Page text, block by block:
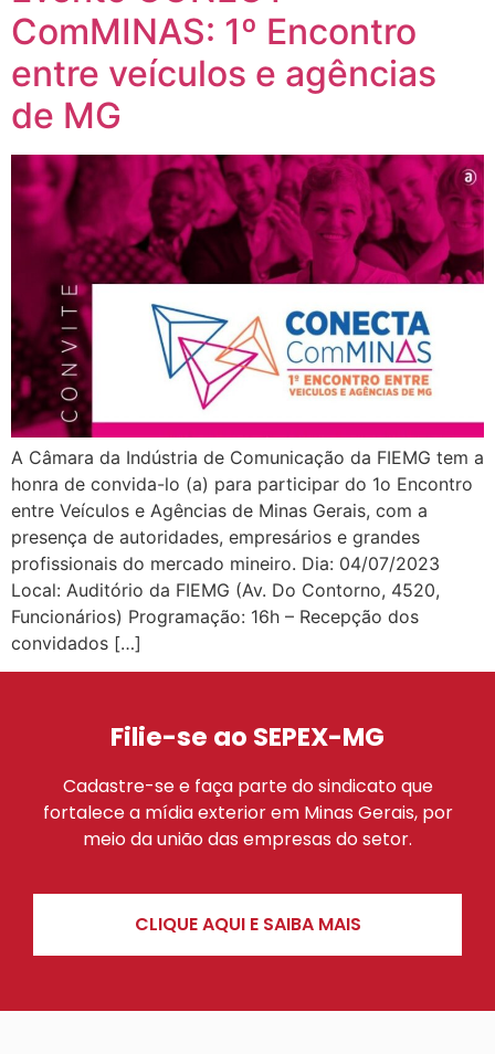
ComMINAS: 1º Encontro
entre veículos e agências
de MG
A Câmara da Indústria de Comunicação da FIEMG tem a
honra de convida-lo (a) para participar do 1o Encontro
entre Veículos e Agências de Minas Gerais, com a
presença de autoridades, empresários e grandes
profissionais do mercado mineiro. Dia: 04/07/2023
Local: Auditório da FIEMG (Av. Do Contorno, 4520,
Funcionários) Programação: 16h – Recepção dos
convidados […]
Filie-se ao SEPEX-MG
Cadastre-se e faça parte do sindicato que
fortalece a mídia exterior em Minas Gerais, por
meio da união das empresas do setor.
CLIQUE AQUI E SAIBA MAIS